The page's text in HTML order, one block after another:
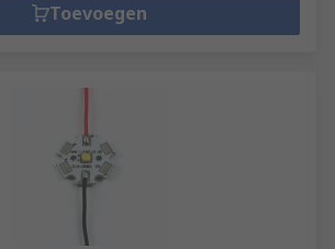
Toevoegen